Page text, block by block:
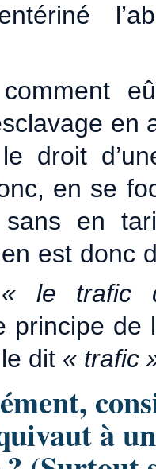
droit
en se
sans en
est donc
« le trafic
principe
dit « trafic
à